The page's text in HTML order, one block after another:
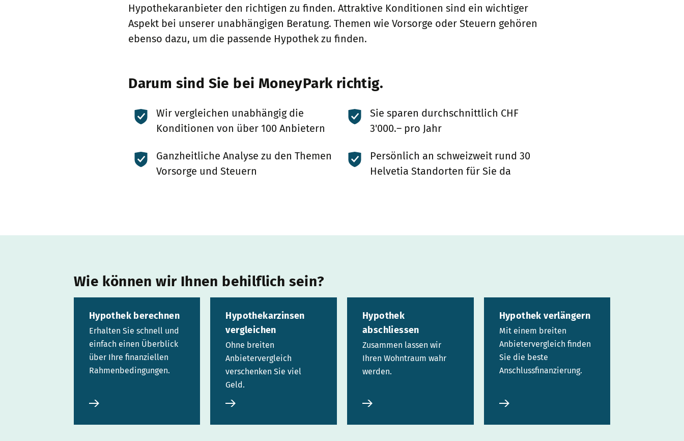
Hypothekaranbieter den richtigen zu finden. Attraktive Konditionen sind ein wichtiger
Aspekt bei unserer unabhängigen Beratung. Themen wie Vorsorge oder Steuern gehören
ebenso dazu, um die passende Hypothek zu finden.
Darum sind Sie bei MoneyPark richtig.
Wir vergleichen unabhängig die
Konditionen von über 100 Anbietern
Sie sparen durchschnittlich CHF
3'000.– pro Jahr
Ganzheitliche Analyse zu den Themen
Vorsorge und Steuern
Persönlich an schweizweit rund 30
Helvetia Standorten für Sie da
Wie können wir Ihnen behilflich sein?
Hypothek berechnen
Erhalten Sie schnell und
einfach einen Überblick
über Ihre finanziellen
Rahmenbedingungen.
Hypothekarzinsen
vergleichen
Ohne breiten
Anbietervergleich
verschenken Sie viel
Geld.
Hypothek
abschliessen
Zusammen lassen wir
Ihren Wohntraum wahr
werden.
Hypothek verlängern
Mit einem breiten
Anbietervergleich finden
Sie die beste
Anschlussfinanzierung.